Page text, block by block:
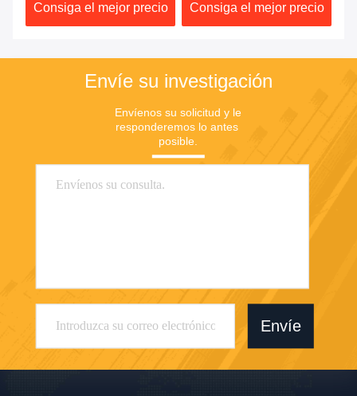
Consiga el mejor precio Consiga el mejor precio
Envíe su investigación
Envíenos su solicitud y le
responderemos lo antes
posible.
Envíe